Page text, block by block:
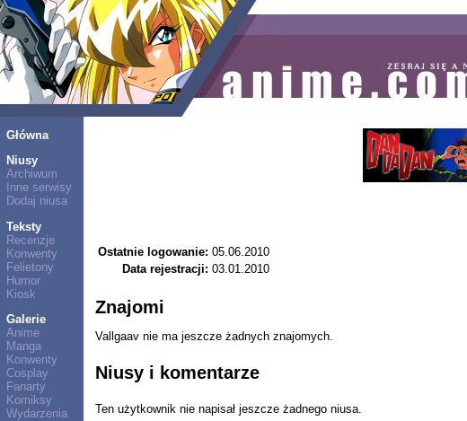
Główna
Niusy
Archiwum
Inne serwisy
Dodaj niusa
Teksty
Recenzje
Konwenty
Felietony
Humor
Kiosk
Galerie
Anime
Manga
Konwenty
Cosplay
Fanarty
Komiksy
Wydarzenia
Ostatnie logowanie: 05.06.2010
Data rejestracji: 03.01.2010
Znajomi
Vallgaav nie ma jeszcze żadnych znajomych.
Niusy i komentarze
Ten użytkownik nie napisał jeszcze żadnego niusa.